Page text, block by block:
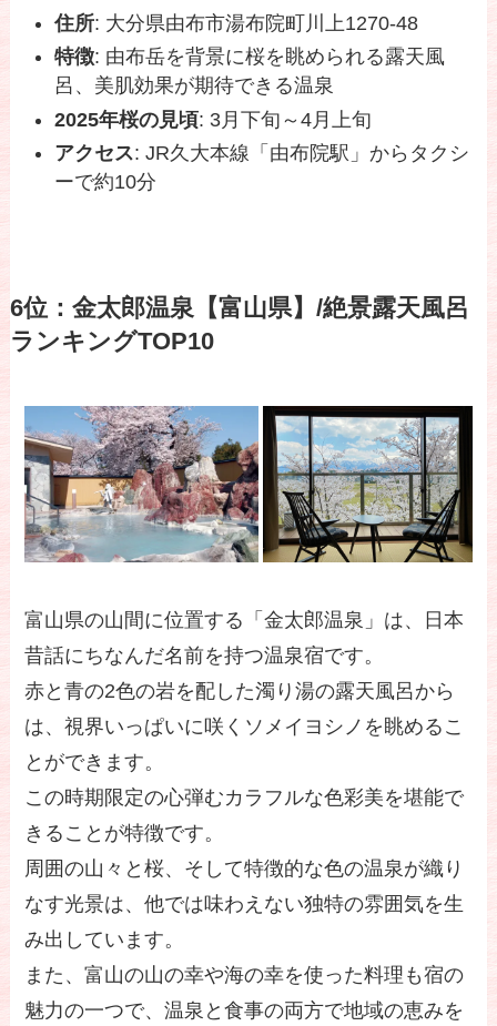
住所: 大分県由布市湯布院町川上1270-48
特徴: 由布岳を背景に桜を眺められる露天風
呂、美肌効果が期待できる温泉
2025年桜の見頃: 3月下旬～4月上旬
アクセス: JR久大本線「由布院駅」からタクシ
ーで約10分
6位：金太郎温泉【富山県】/絶景露天風呂
ランキングTOP10
富山県の山間に位置する「金太郎温泉」は、日本
昔話にちなんだ名前を持つ温泉宿です。
赤と青の2色の岩を配した濁り湯の露天風呂から
は、視界いっぱいに咲くソメイヨシノを眺めるこ
とができます。
この時期限定の心弾むカラフルな色彩美を堪能で
きることが特徴です。
周囲の山々と桜、そして特徴的な色の温泉が織り
なす光景は、他では味わえない独特の雰囲気を生
み出しています。
また、富山の山の幸や海の幸を使った料理も宿の
魅力の一つで、温泉と食事の両方で地域の恵みを